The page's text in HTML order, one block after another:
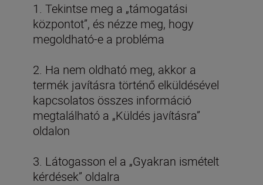
1. Tekintse meg a „támogatási
központot”, és nézze meg, hogy
megoldható-e a probléma
2. Ha nem oldható meg, akkor a
termék javításra történő elküldésével
kapcsolatos összes információ
megtalálható a „Küldés javításra”
oldalon
3. Látogasson el a „Gyakran ismételt
kérdések” oldalra